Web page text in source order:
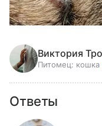
Виктория
Питомец: кошка
Ответы